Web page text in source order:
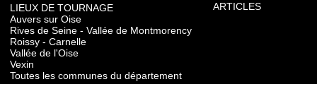
LIEUX DE TOURNAGE
Auvers sur Oise
Rives de Seine - Vallée de Montmorency
Roissy - Carnelle
Vallée de l'Oise
Vexin
Toutes les communes du département
ARTICLES